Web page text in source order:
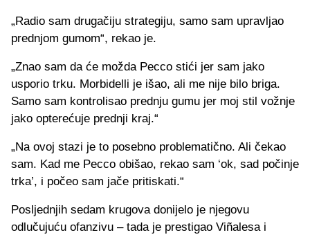
„Radio sam drugačiju strategiju, samo sam upravljao
prednjom gumom“, rekao je.
„Znao sam da će možda Pecco stići jer sam jako
usporio trku. Morbidelli je išao, ali me nije bilo briga.
Samo sam kontrolisao prednju gumu jer moj stil vožnje
jako opterećuje prednji kraj.“
„Na ovoj stazi je to posebno problematično. Ali čekao
sam. Kad me Pecco obišao, rekao sam ‘ok, sad počinje
trka’, i počeo sam jače pritiskati.“
Posljednjih sedam krugova donijelo je njegovu
odlučujuću ofanzivu – tada je prestigao Viñalesa i